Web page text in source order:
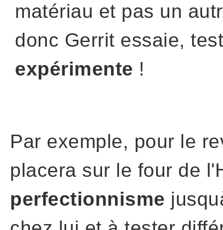
matériau et pas un
donc Gerrit essaie,
expérimente !
Par exemple, pour le
placera sur le four de
perfectionnisme